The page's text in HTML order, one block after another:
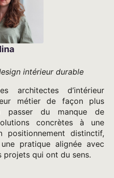
intérieur durable
architectes d’intérieur
métier de façon plus
passer du manque de
concrètes à une
distinctif,
pratique alignée avec
projets qui ont du sens.